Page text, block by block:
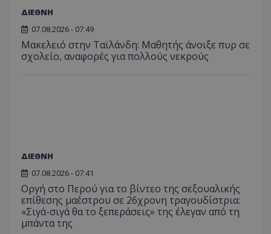
ΔΙΕΘΝΗ
07.08.2026 - 07:49
Μακελειό στην Ταϊλάνδη: Μαθητής άνοιξε πυρ σε
σχολείο, αναφορές για πολλούς νεκρούς
ΔΙΕΘΝΗ
07.08.2026 - 07:41
Οργή στο Περού για το βίντεο της σεξουαλικής
επίθεσης μαέστρου σε 26χρονη τραγουδίστρια:
«Σιγά-σιγά θα το ξεπεράσεις» της έλεγαν από τη
μπάντα της